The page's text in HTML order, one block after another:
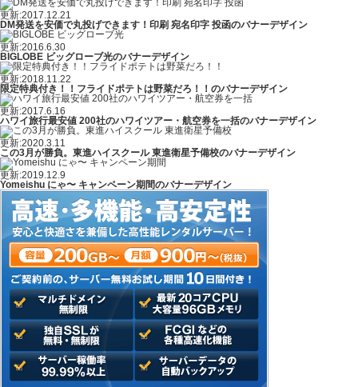
更新:2017.12.21
DM発送を安価で丸投げできます！印刷 宛名印字 投函のバナーデザイン
更新:2016.6.30
BIGLOBE ビッグローブ光のバナーデザイン
更新:2018.11.22
限定特典付き！！フライドポテトは野菜だろ！！のバナーデザイン
更新:2017.6.16
ハワイ旅行最安値 200社のハワイツアー・航空券を一括のバナーデザイン
更新:2020.3.11
この3月が勝負。東進ハイスクール 東進衛星予備校のバナーデザイン
更新:2019.12.9
Yomeishu にゃ〜 キャンペーン期間のバナーデザイン